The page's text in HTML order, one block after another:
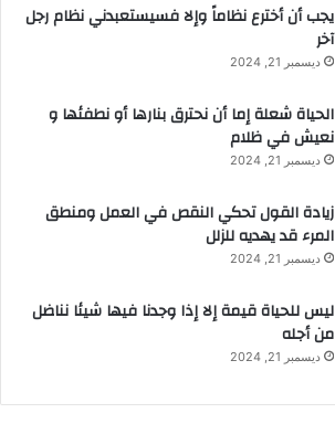
يجب أن أخترع نظاماً وإلا فسيستعبدني نظام رجل
آخر
ديسمبر 21, 2024
الحياة شعلة إما أن نحترق بنارها أو نطفئها و
نعيش في ظلام
ديسمبر 21, 2024
زيادة القول تحكي النقص في العمل ومنطق
المرء قد يهديه للزلل
ديسمبر 21, 2024
ليس للحياة قيمة إلا إذا وجدنا فيها شيئا نناضل
من أجله
ديسمبر 21, 2024